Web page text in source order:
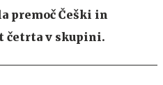
premoč Češki in
četrta v skupini.